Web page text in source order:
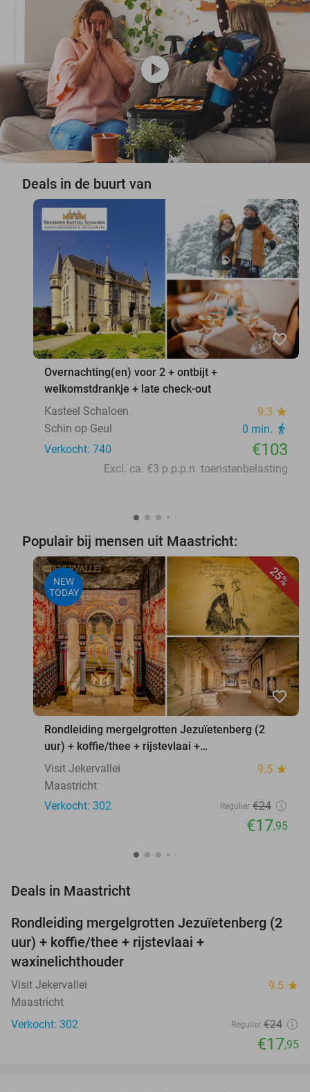
play_circle
Deals in de buurt van
favorite_border
Overnachting(en) voor 2 + ontbijt +
welkomstdrankje + late check-out
Kasteel Schaloen
9.3 star
Schin op Geul 0 min. directions_walk
Verkocht: 740 €103
Excl. ca. €3 p.p.p.n. toeristenbelasting
Populair bij mensen uit Maastricht:
25%
NEW
TODAY
favorite_border
Rondleiding mergelgrotten Jezuïetenberg (2
uur) + koffie/thee + rijstevlaai +
waxinelichthouder
Visit Jekervallei 9.5 star
Maastricht
Verkocht: 302
Regulier €24
€17,95
Deals in Maastricht
25%
TODAY
Rondleiding mergelgrotten Jezuïetenberg (2
uur) + koffie/thee + rijstevlaai +
waxinelichthouder
Visit Jekervallei 9.5 star
Maastricht
Verkocht: 302
Regulier €24
€17,95